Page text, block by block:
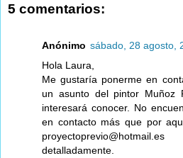
5 comentarios:
Anónimo sábado, 28 agosto,
Hola Laura,
Me gustaría ponerme en
un asunto del pintor Muñoz
interesará conocer. No
en contacto más que por
detalladamente.